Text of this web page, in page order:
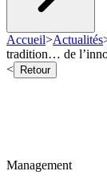
Accueil>Actualités
tradition… de
<
Retour
Management